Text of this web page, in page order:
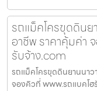
รถแม็คโครขุดดินย
อาชีพ ราคาคุ้มค่า
รับจ้าง.com
รถแม็คโครขุดดินยานนา
จองคิวที่ www.รถแบคโ